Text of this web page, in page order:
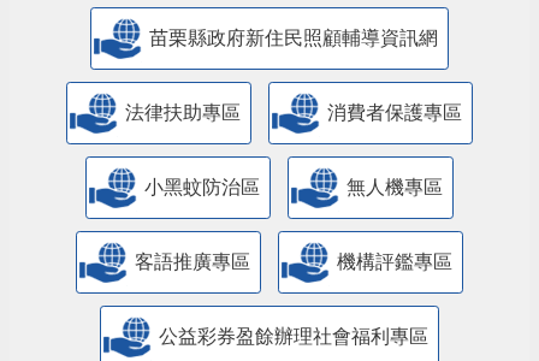
苗栗縣政府新住民照顧輔導資訊網
法律扶助專區 消費者保護專區
小黑蚊防治區 無人機專區
客語推廣專區 機構評鑑專區
公益彩券盈餘辦理社會福利專區